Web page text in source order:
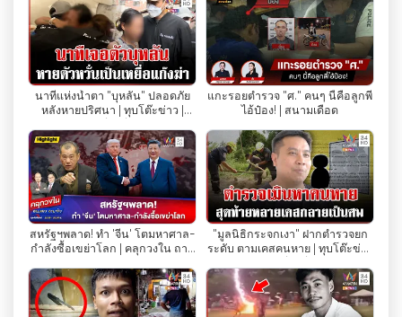
Una de las características clave que distingue
a Amarin TV de otros canales es su capacidad
para ofrecer una transmisión en directo de sus
emisiones. Esto significa que los espectadores
pueden ver la televisión en línea, lo que les
permite acceder a sus programas favoritos
desde cualquier lugar y en cualquier momento.
Esta comodidad ha mejorado enormemente la
experiencia de los espectadores, que ya no
tienen que estar atados a sus televisores para
ver sus programas favoritos.
sus espectadores y ofrece una variedad de
contenidos para satisfacer diferentes gustos.
นาทีแห่งน้ำตา "บุหลัน" ปลอดภัย
หลังหายปริศนา | ทุบโต๊ะข่าว |
แกะรอยตำรวจ "ศ." คนๆ นี้คือลูกพี่
ไอ้ป๋อง! | สนามเดือด
สหรัฐฯพลาด! ทำ 'จีน' โตมหาศาล-
กำลังซื้อเขย่าโลก | คลุกวงใน ถาม
"มูลนิธิกระจกเงา" ฝากตำรวจยก
ระดับ ตามเคสคนหาย | ทุบโต๊ะข่าว